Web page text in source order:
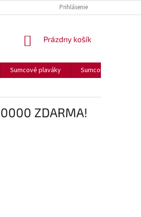
FORMULÁR NA ODSTÚPENIE OD ZMLUVY
Prihlásenie
NÁKUPNÝ
Prázdny košík
Sumcové plaváky
Sumcové olova
ZDARMA!